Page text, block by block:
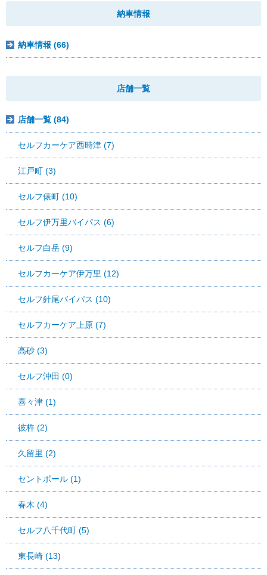
納車情報
納車情報 (66)
店舗一覧
店舗一覧 (84)
セルフカーケア西時津 (7)
江戸町 (3)
セルフ俵町 (10)
セルフ伊万里バイパス (6)
セルフ白岳 (9)
セルフカーケア伊万里 (12)
セルフ針尾バイパス (10)
セルフカーケア上原 (7)
高砂 (3)
セルフ沖田 (0)
喜々津 (1)
彼杵 (2)
久留里 (2)
セントポール (1)
春木 (4)
セルフ八千代町 (5)
東長崎 (13)